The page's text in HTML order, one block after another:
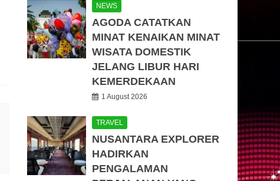
NEWS
AGODA CATATKAN
MINAT KENAIKAN MINAT
WISATA DOMESTIK
JELANG LIBUR HARI
KEMERDEKAAN
1 August 2026
TRAVEL
NUSANTARA EXPLORER
HADIRKAN
PENGALAMAN